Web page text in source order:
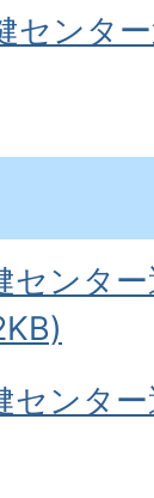
センタ
センタ
センタ